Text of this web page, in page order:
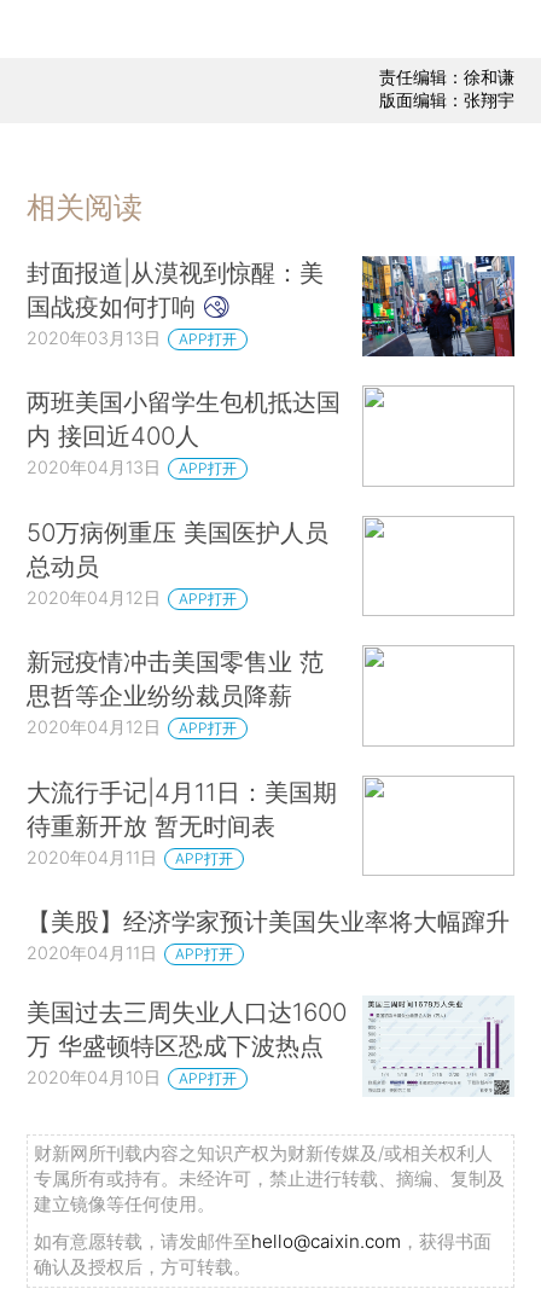
责任编辑：徐和谦
版面编辑：张翔宇
相关阅读
封面报道|从漠视到惊醒：美
国战疫如何打响
2020年03月13日 APP打开
两班美国小留学生包机抵达国
内 接回近400人
2020年04月13日 APP打开
50万病例重压 美国医护人员
总动员
2020年04月12日 APP打开
新冠疫情冲击美国零售业 范
思哲等企业纷纷裁员降薪
2020年04月12日 APP打开
大流行手记|4月11日：美国期
待重新开放 暂无时间表
2020年04月11日 APP打开
【美股】经济学家预计美国失业率将大幅蹿升
2020年04月11日 APP打开
美国过去三周失业人口达1600
万 华盛顿特区恐成下波热点
2020年04月10日 APP打开
财新网所刊载内容之知识产权为财新传媒及/或相关权利人
专属所有或持有。未经许可，禁止进行转载、摘编、复制及
建立镜像等任何使用。
如有意愿转载，请发邮件至hello@caixin.com ，获得书面
确认及授权后，方可转载。